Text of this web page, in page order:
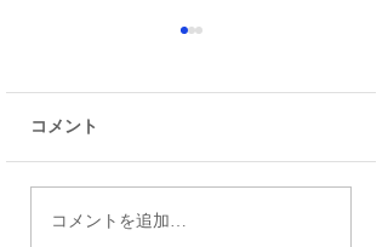
令和9年度都立高校入試
コメント
コメントを追加…